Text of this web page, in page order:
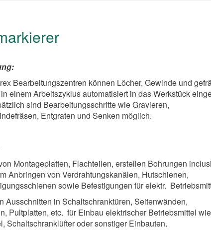
Bearbeitungszentren können Löcher, Gewinde und
einem Arbeitszyklus automatisiert in das Werkstück
sind Bearbeitungsschritte wie Gravieren,
Entgraten und Senken möglich.
Montageplatten, Flachteilen, erstellen Bohrungen
Anbringen von Verdrahtungskanälen, Hutschienen,
sowie Befestigungen für elektr.
Ausschnitten in Schaltschranktüren, Seitenwänden,
Pultplatten, etc. für Einbau elektrischer Betriebsmittel wie
Schaltschranklüfter oder sonstiger Einbauten.